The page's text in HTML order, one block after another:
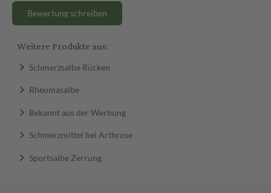
Bewertung schreiben
Weitere Produkte aus:
Schmerzsalbe Rücken
Rheumasalbe
Bekannt aus der Werbung
Schmerzmittel bei Arthrose
Sportsalbe Zerrung